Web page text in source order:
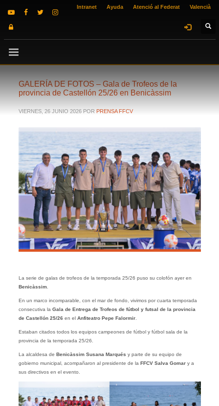
Intranet Ayuda Atenció al Federat Valencià
GALERÍA DE FOTOS – Gala de Trofeos de la
provincia de Castellón 25/26 en Benicàssim
VIERNES, 26 JUNIO 2026 POR PRENSA FFCV
La serie de galas de trofeos de la temporada 25/26 puso su colofón ayer en
Benicàssim.
En un marco incomparable, con el mar de fondo, vivimos por cuarta temporada
consecutiva la Gala de Entrega de Trofeos de fútbol y futsal de la provincia
de Castellón 25/26 en el Anfiteatro Pepe Falormir.
Estaban citados todos los equipos campeones de fútbol y fútbol sala de la
provincia de la temporada 25/26.
La alcaldesa de Benicàssim Susana Marqués y parte de su equipo de
gobierno municipal, acompañaron al presidente de la FFCV Salva Gomar y a
sus directivos en el evento.